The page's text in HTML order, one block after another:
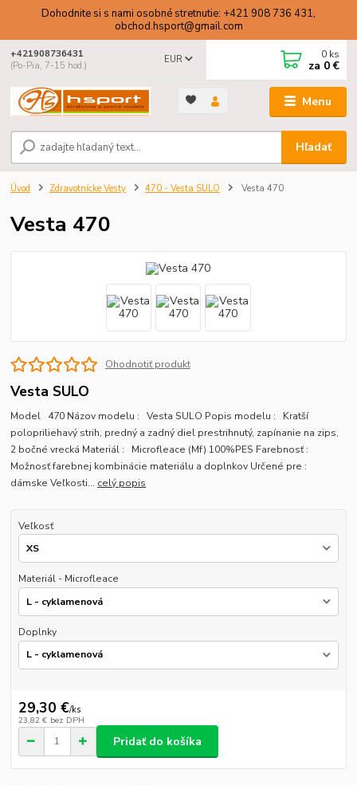
Dohodnite si s nami osobné stretnutie: +421 908 736 431,
obchod.hsport@gmail.com
Menu
EUR
Hľadať
+421908736431
(Po-Pia, 7-15 hod.)
0 ks
za 0 €
Úvod Zdravotnícke Vesty 470 - Vesta SULO Vesta 470
Vesta 470
Ohodnotiť produkt
Vesta SULO
Model 470 Názov modelu : Vesta SULO Popis modelu : Kratší
polopriliehavý strih, predný a zadný diel prestrihnutý, zapínanie na zips,
2 bočné vrecká Materiál : Microfleace (Mf) 100%PES Farebnosť :
Možnosť farebnej kombinácie materiálu a doplnkov Určené pre :
dámske Veľkosti... celý popis
Veľkosť
Materiál - Microfleace
Doplnky
29,30 €/ks
23,82 € bez DPH
Pridať do košíka